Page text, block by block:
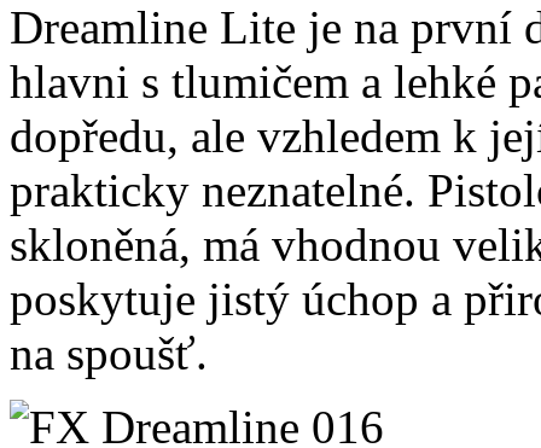
Dreamline Lite je na první
hlavni s tlumičem a lehké
dopředu, ale vzhledem k
prakticky neznatelné.
skloněná, má vhodnou
poskytuje jistý úchop a
na spoušť.